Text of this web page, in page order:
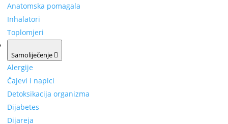
Anatomska pomagala
Inhalatori
Toplomjeri
Samoliječenje
Alergije
Čajevi i napici
Detoksikacija organizma
Dijabetes
Dijareja